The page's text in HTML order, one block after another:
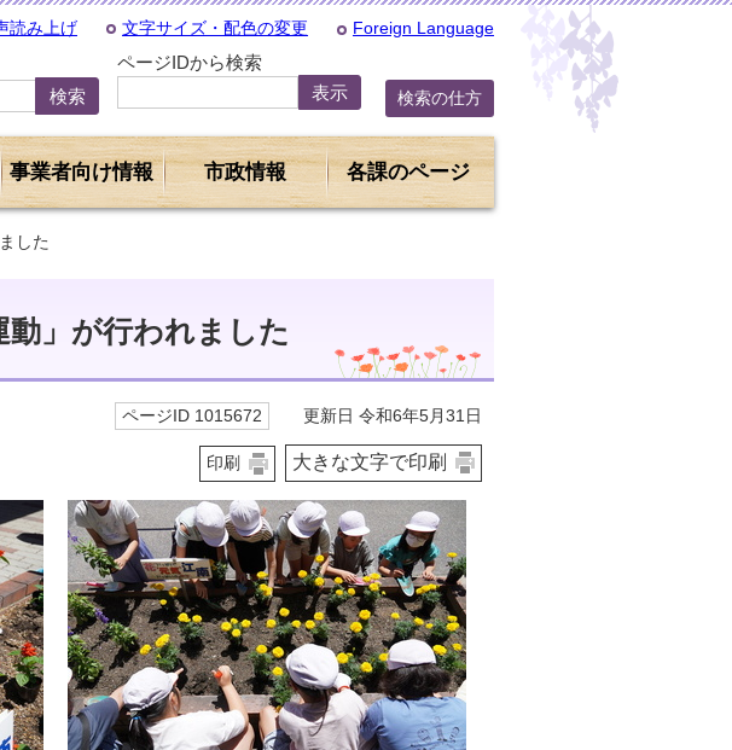
読み上げ 文字サイズ・配色の変更 Foreign Language
ページIDから検索
検索の仕方
事業者向け情報 市政情報 各課のページ
した
」が行われました
ページID 1015672 更新日 令和6年5月31日
印刷 大きな文字で印刷